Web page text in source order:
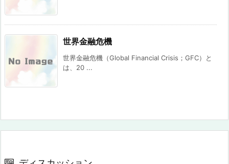
世界金融危機
世界金融危機（Global Financial Crisis；GFC）と
は、20 ...